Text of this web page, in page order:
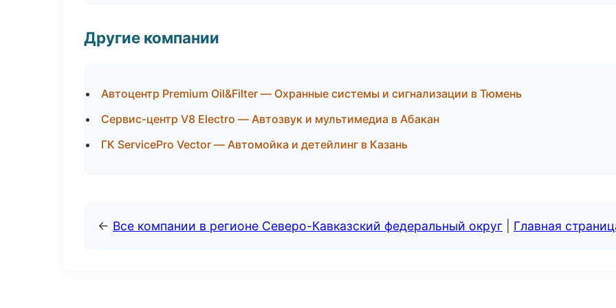
Другие компании
Автоцентр Premium Oil&Filter — Охранные системы и сигнализации в Тюмень
Сервис-центр V8 Electro — Автозвук и мультимедиа в Абакан
ГК ServicePro Vector — Автомойка и детейлинг в Казань
← Все компании в регионе Северо-Кавказский федеральный округ Главная